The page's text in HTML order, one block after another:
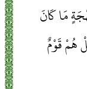
مَا كَانَ
هُمْ قَوْمٌ